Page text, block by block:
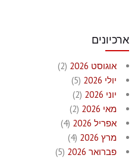
ארכיונים
אוגוסט 2026
(2)
יולי 2026
(5)
יוני 2026
(2)
מאי 2026
(2)
אפריל 2026
(4)
מרץ 2026
(4)
פברואר 2026
(5)